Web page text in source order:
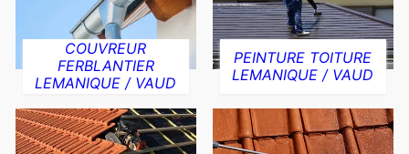
COUVREUR
FERBLANTIER
LEMANIQUE / VAUD
PEINTURE TOITURE
LEMANIQUE / VAUD